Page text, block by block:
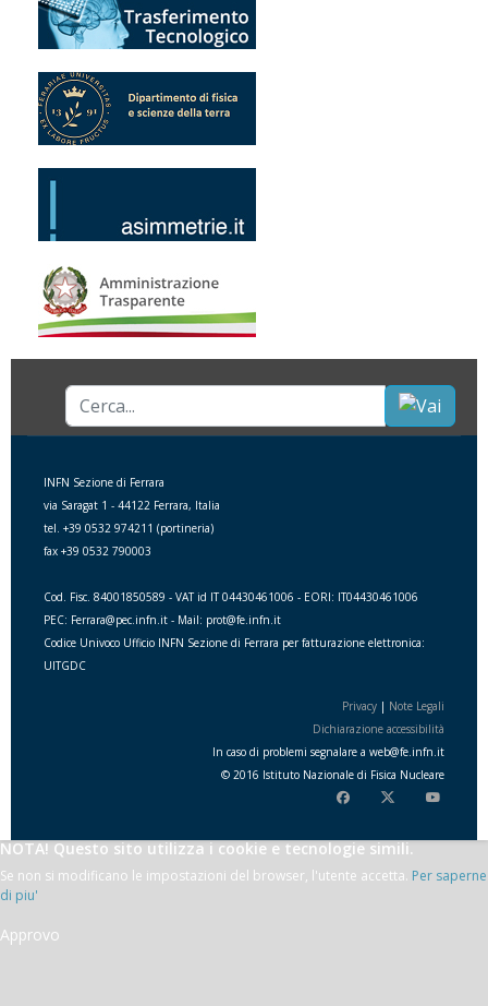
Cerca...
INFN Sezione di Ferrara
via Saragat 1 - 44122 Ferrara, Italia
tel. +39 0532 974211 (portineria)
fax +39 0532 790003
Cod. Fisc. 84001850589 - VAT id IT 04430461006 - EORI: IT04430461006
PEC: Ferrara@pec.infn.it - Mail: prot@fe.infn.it
Codice Univoco Ufficio INFN Sezione di Ferrara per fatturazione elettronica:
UITGDC
Privacy | Note Legali
Dichiarazione accessibilità
In caso di problemi segnalare a web@fe.infn.it
© 2016 Istituto Nazionale di Fisica Nucleare
NOTA! Questo sito utilizza i cookie e tecnologie simili.
Se non si modificano le impostazioni del browser, l'utente accetta. Per saperne
di piu'
Approvo